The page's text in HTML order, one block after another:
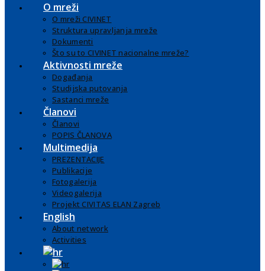
O mreži
O mreži CIVINET
Struktura upravljanja mreže
Dokumenti
Što su to CIVINET nacionalne mreže?
Aktivnosti mreže
Događanja
Studijska putovanja
Sastanci mreže
Članovi
Članovi
POPIS ČLANOVA
Multimedija
PREZENTACIJE
Publikacije
Fotogalerija
Videogalerija
Projekt CIVITAS ELAN Zagreb
English
About network
Activities